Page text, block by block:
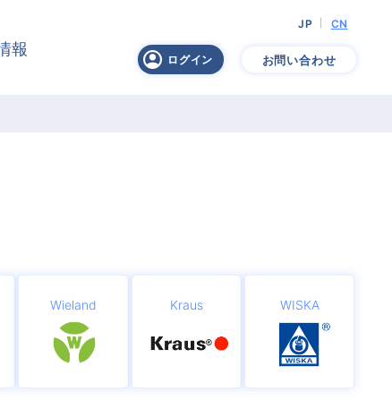
報
ログイン
JP CN
お問い合わせ
Wieland Kraus WISKA